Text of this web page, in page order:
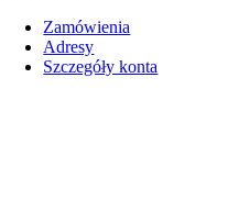
Zamówienia
Adresy
Szczegóły konta